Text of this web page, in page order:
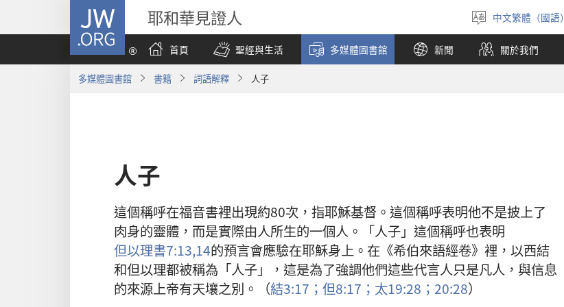
JW.ORG 耶和華見證人
選
擇
語
言
中文繁體（國語）
首頁
聖經與生活 多媒體圖書館 新聞 關於我們
多媒體圖書館 書籍 詞語解釋 人子
人子
這個稱呼在福音書裡出現約80次 ， 指耶穌基督 。 這個稱呼表明他不是披上了
肉身的靈體 ， 而是實際由人所生的一個人 。「人子」 這個稱呼也表明
但以理書7:13,14的預言會應驗在耶穌身上 。 在 《希伯來語經卷》 裡 ， 以西結
和但以理都被稱為 「人子」， 這是為了強調他們這些代言人只是凡人 ， 與信息
的來源上帝有天壤之別 。（結3:17； 但8:17； 太19:28； 20:28）